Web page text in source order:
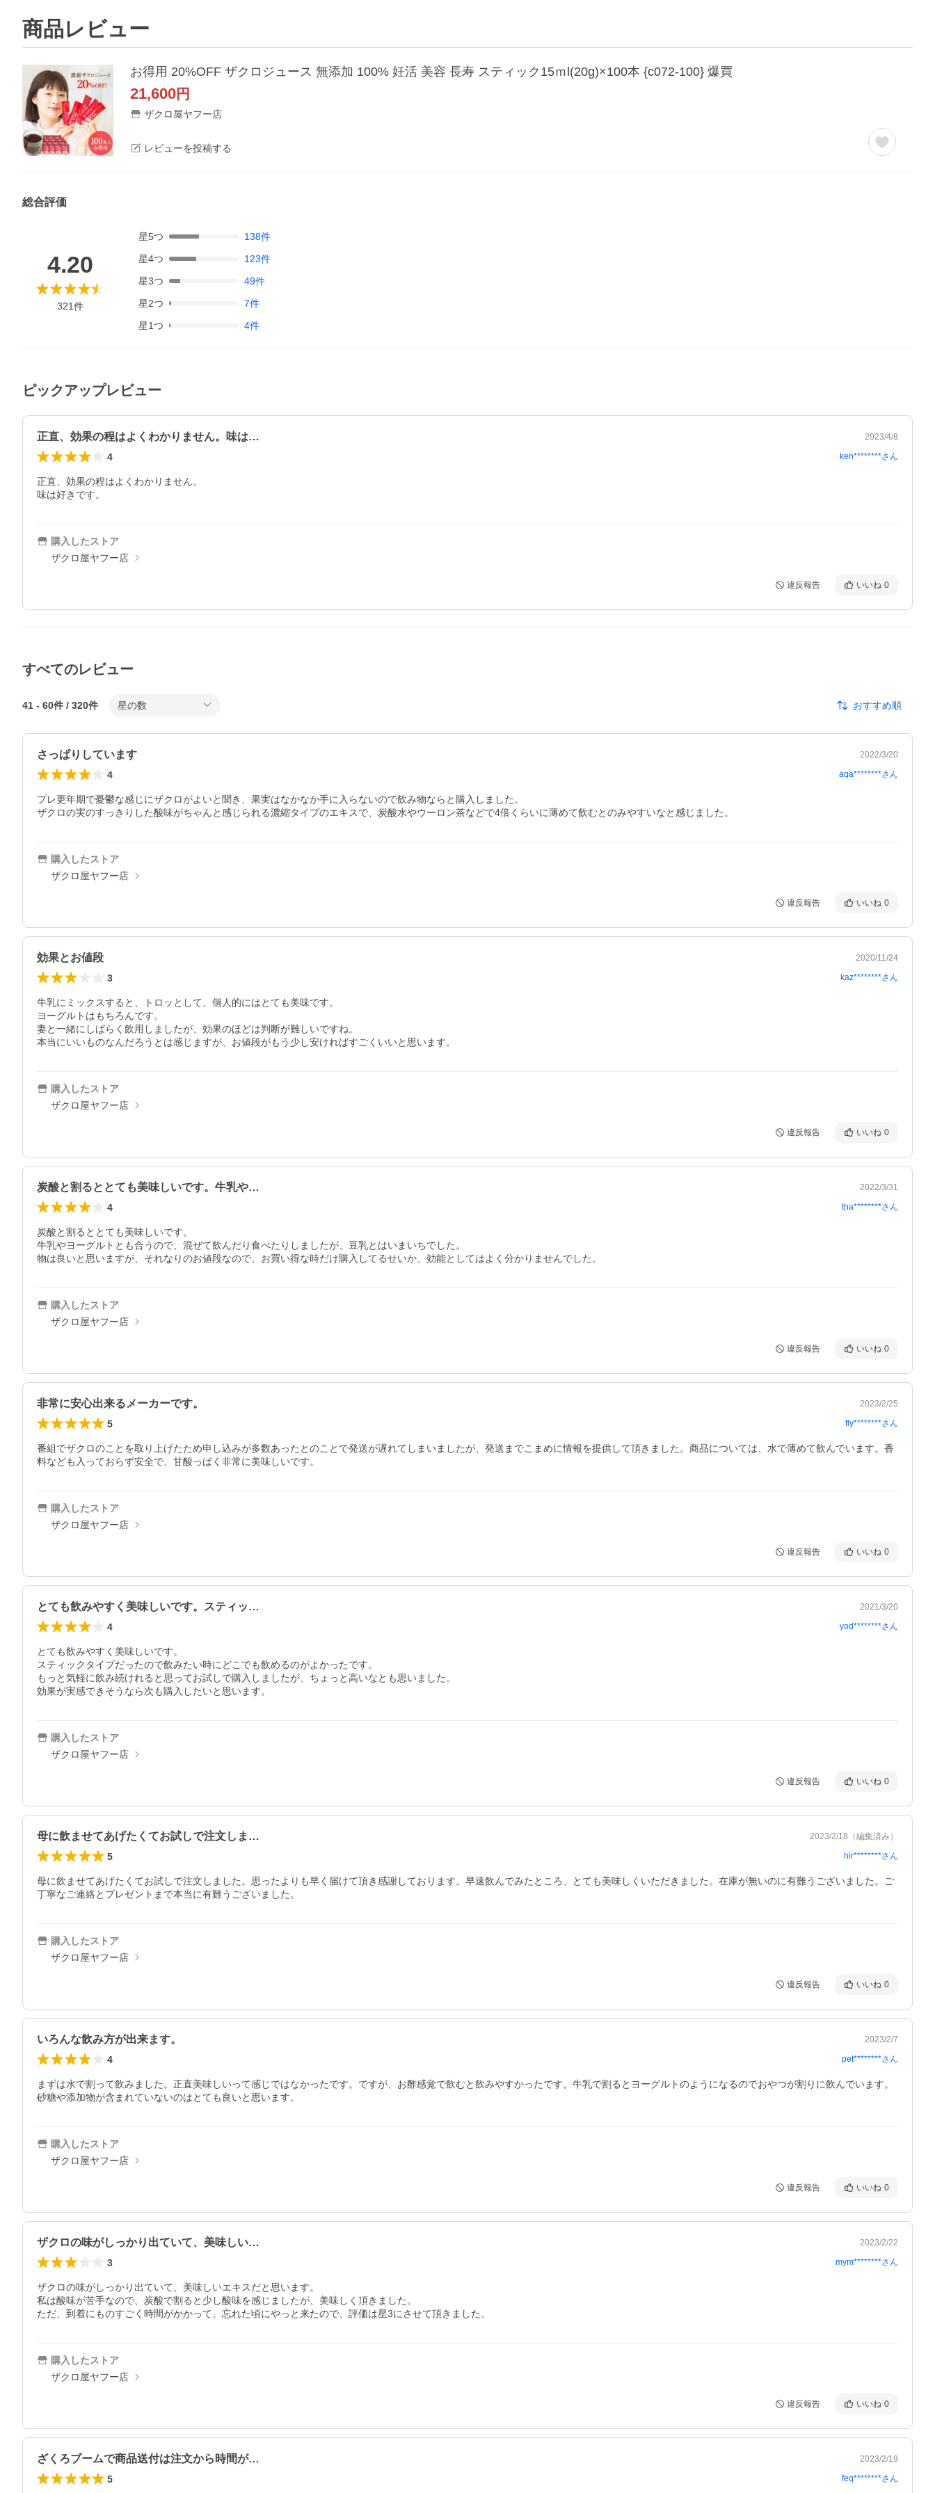
商品レビュー
お得用 20%OFF ザクロジュース 無添加 100% 妊活 美容 長寿 スティック15ｍl(20g)×100本 {c072-100} 爆買
21,600円
ザクロ屋ヤフー店
レビューを投稿する
総合評価
4.20
321件
星5つ 138件
星4つ 123件
星3つ 49件
星2つ 7件
星1つ 4件
ピックアップレビュー
正直、効果の程はよくわかりません。味は… 2023/4/8
4 ken********さん
正直、効果の程はよくわかりません。
味は好きです。
購入したストア
ザクロ屋ヤフー店
違反報告 いいね 0
すべてのレビュー
41 - 60件 / 320件 星の数 おすすめ順
さっぱりしています 2022/3/20
4 aqa********さん
プレ更年期で憂鬱な感じにザクロがよいと聞き、果実はなかなか手に入らないので飲み物ならと購入しました。
ザクロの実のすっきりした酸味がちゃんと感じられる濃縮タイプのエキスで、炭酸水やウーロン茶などで4倍くらいに薄めて飲むとのみやすいなと感じました。
購入したストア
ザクロ屋ヤフー店
違反報告 いいね 0
効果とお値段 2020/11/24
3 kaz********さん
牛乳にミックスすると、トロッとして、個人的にはとても美味です。
ヨーグルトはもちろんです。
妻と一緒にしばらく飲用しましたが、効果のほどは判断が難しいですね。
本当にいいものなんだろうとは感じますが、お値段がもう少し安ければすごくいいと思います。
購入したストア
ザクロ屋ヤフー店
違反報告 いいね 0
炭酸と割るととても美味しいです。牛乳や… 2022/3/31
4 tha********さん
炭酸と割るととても美味しいです。
牛乳やヨーグルトとも合うので、混ぜて飲んだり食べたりしましたが、豆乳とはいまいちでした。
物は良いと思いますが、それなりのお値段なので、お買い得な時だけ購入してるせいか、効能としてはよく分かりませんでした。
購入したストア
ザクロ屋ヤフー店
違反報告 いいね 0
非常に安心出来るメーカーです。 2023/2/25
5 fly********さん
番組でザクロのことを取り上げたため申し込みが多数あったとのことで発送が遅れてしまいましたが、発送までこまめに情報を提供して頂きました。商品については、水で薄めて飲んでいます。香
料なども入っておらず安全で、甘酸っぱく非常に美味しいです。
購入したストア
ザクロ屋ヤフー店
違反報告 いいね 0
とても飲みやすく美味しいです。スティッ… 2021/3/20
4 yod********さん
とても飲みやすく美味しいです。
スティックタイプだったので飲みたい時にどこでも飲めるのがよかったです。
もっと気軽に飲み続けれると思ってお試しで購入しましたが、ちょっと高いなとも思いました。
効果が実感できそうなら次も購入したいと思います。
購入したストア
ザクロ屋ヤフー店
違反報告 いいね 0
母に飲ませてあげたくてお試しで注文しま… 2023/2/18 （編集済み）
5 hir********さん
母に飲ませてあげたくてお試しで注文しました。思ったよりも早く届けて頂き感謝しております。早速飲んでみたところ、とても美味しくいただきました。在庫が無いのに有難うございました。ご
丁寧なご連絡とプレゼントまで本当に有難うございました。
購入したストア
ザクロ屋ヤフー店
違反報告 いいね 0
いろんな飲み方が出来ます。 2023/2/7
4 pet********さん
まずは水で割って飲みました。正直美味しいって感じではなかったです。ですが、お酢感覚で飲むと飲みやすかったです。牛乳で割るとヨーグルトのようになるのでおやつが割りに飲んでいます。
砂糖や添加物が含まれていないのはとても良いと思います。
購入したストア
ザクロ屋ヤフー店
違反報告 いいね 0
ザクロの味がしっかり出ていて、美味しい… 2023/2/22
3 mym********さん
ザクロの味がしっかり出ていて、美味しいエキスだと思います。
私は酸味が苦手なので、炭酸で割ると少し酸味を感じましたが、美味しく頂きました。
ただ、到着にものすごく時間がかかって、忘れた頃にやっと来たので、評価は星3にさせて頂きました。
購入したストア
ザクロ屋ヤフー店
違反報告 いいね 0
ざくろブームで商品送付は注文から時間が… 2023/2/19
5 feq********さん